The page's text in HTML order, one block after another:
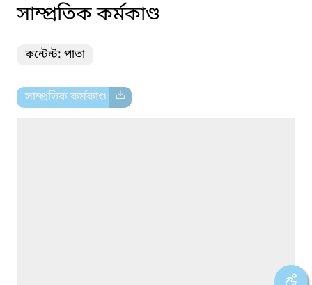
সাম্প্রতিক কর্মকাণ্ড
কন্টেন্ট: পাতা
সাম্প্রতিক কর্মকাণ্ড